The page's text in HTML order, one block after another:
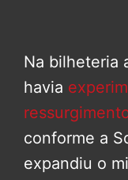
Na bilheteria
havia
conforme a
expandiu o